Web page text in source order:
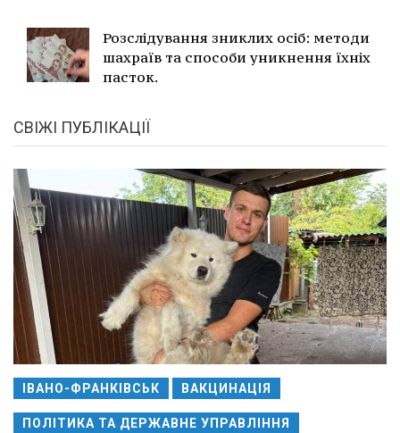
Розслідування зниклих осіб: методи
шахраїв та способи уникнення їхніх
пасток.
СВІЖІ ПУБЛІКАЦІЇ
ІВАНО-ФРАНКІВСЬК ВАКЦИНАЦІЯ
ПОЛІТИКА ТА ДЕРЖАВНЕ УПРАВЛІННЯ